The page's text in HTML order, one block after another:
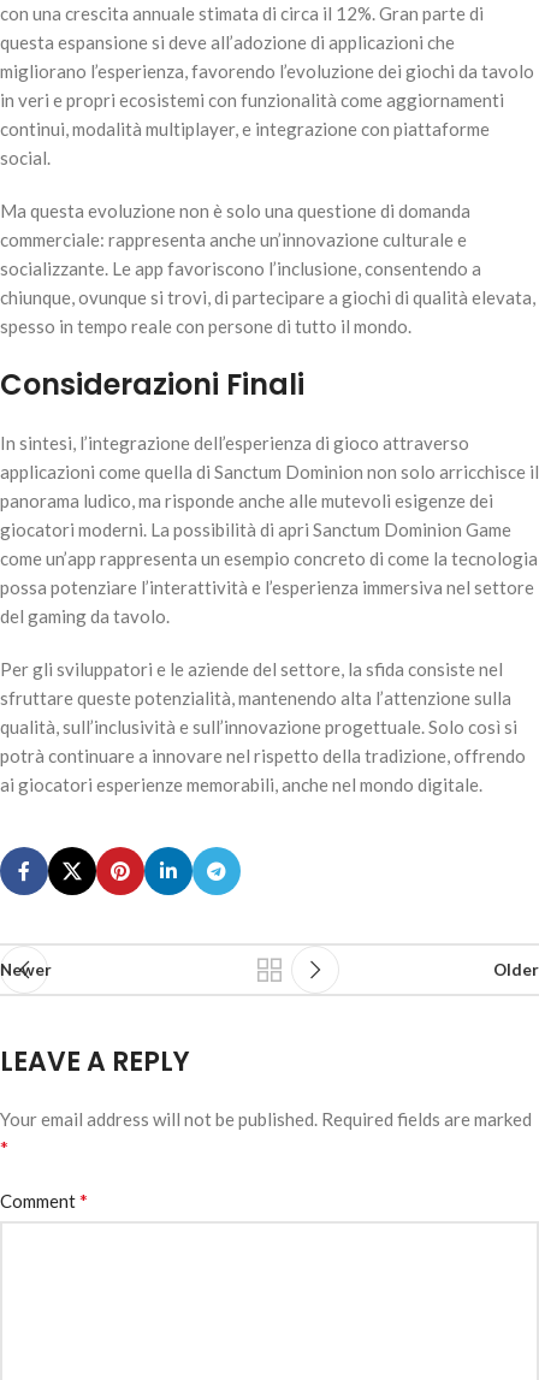
con una crescita annuale stimata di circa il 12%. Gran parte di
questa espansione si deve all’adozione di applicazioni che
migliorano l’esperienza, favorendo l’evoluzione dei giochi da tavolo
in veri e propri ecosistemi con funzionalità come aggiornamenti
continui, modalità multiplayer, e integrazione con piattaforme
social.
Ma questa evoluzione non è solo una questione di domanda
commerciale: rappresenta anche un’innovazione culturale e
socializzante. Le app favoriscono l’inclusione, consentendo a
chiunque, ovunque si trovi, di partecipare a giochi di qualità elevata,
spesso in tempo reale con persone di tutto il mondo.
Considerazioni Finali
In sintesi, l’integrazione dell’esperienza di gioco attraverso
applicazioni come quella di Sanctum Dominion non solo arricchisce il
panorama ludico, ma risponde anche alle mutevoli esigenze dei
giocatori moderni. La possibilità di apri Sanctum Dominion Game
come un’app rappresenta un esempio concreto di come la tecnologia
possa potenziare l’interattività e l’esperienza immersiva nel settore
del gaming da tavolo.
Per gli sviluppatori e le aziende del settore, la sfida consiste nel
sfruttare queste potenzialità, mantenendo alta l’attenzione sulla
qualità, sull’inclusività e sull’innovazione progettuale. Solo così si
potrà continuare a innovare nel rispetto della tradizione, offrendo
ai giocatori esperienze memorabili, anche nel mondo digitale.
Newer Older
LEAVE A REPLY
Your email address will not be published. Required fields are marked
*
Comment*